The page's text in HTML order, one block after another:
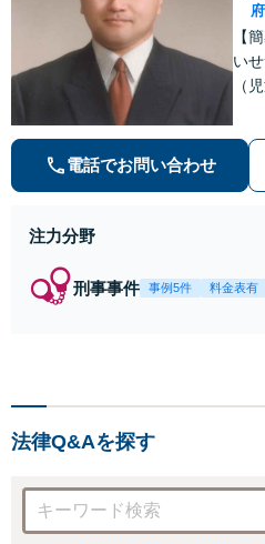
府
【
い
（
等
電話でお問い合わせ
注力分野
刑事事件 事例5件 料金表有
法律Q&Aを探す